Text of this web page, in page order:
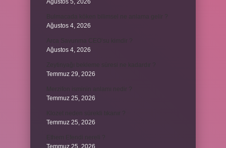
Ağustos 5, 2026
Ağustos 4, 2026
Ağustos 4, 2026
Temmuz 29, 2026
Temmuz 25, 2026
Temmuz 25, 2026
Temmuz 25, 2026